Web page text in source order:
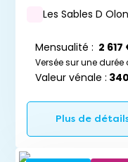
Les Sables D
Mensualité : 2 617
Versée sur une durée
Valeur vénale :
Plus de